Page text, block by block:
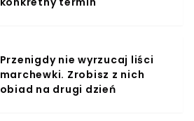
Przenigdy nie wyrzucaj liści
marchewki. Zrobisz z nich
obiad na drugi dzień